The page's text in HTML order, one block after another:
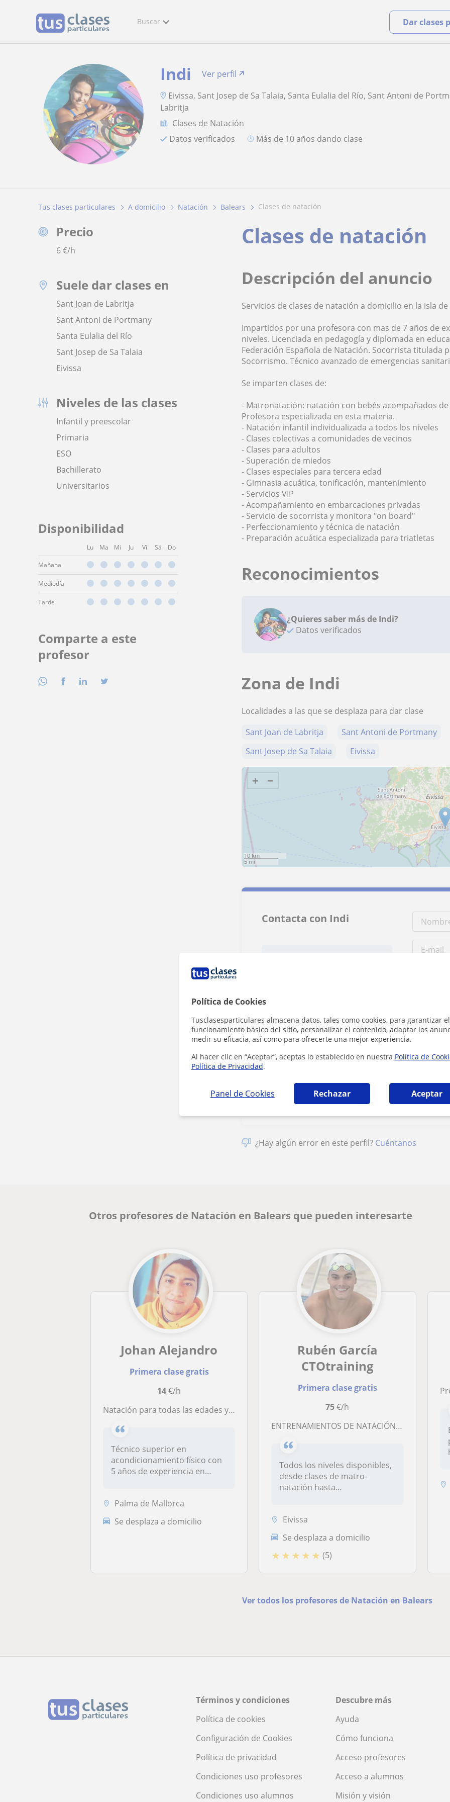
Política de Cookies
Tusclasesparticulares almacena datos, tales como cookies, para garantizar el
funcionamiento básico del sitio, personalizar el contenido, adaptar los
medir su eficacia, así como para ofrecerte una mejor experiencia.
Al hacer clic en “Aceptar”, aceptas lo establecido en nuestra Política de
Política de Privacidad.
Panel de Cookies Rechazar Aceptar
Buscar Dar clases
Indi
Ver perfil
Eivissa, Sant Josep de Sa Talaia, Santa Eulalia del Río, Sant Antoni de
Labritja
Clases de Natación
Datos verificados
más de 10 años dando clase
Tus clases particulares A domicilio Natación Balears clases de natación
Precio
6€/h
Suele dar clases en
Sant Joan de Labritja
Sant Antoni de Portmany
Santa Eulalia del Río
Sant Josep de Sa Talaia
Eivissa
Niveles de las clases
Infantil y preescolar
Primaria
ESO
Bachillerato
Universitarios
Disponibilidad
Lu Ma Mi Ju Vi Sá Do
Mañana
Mediodía
Tarde
Comparte a este
profesor
Clases de natación
Descripción del anuncio
Servicios de clases de natación a domicilio en la isla de
Impartidos por una profesora con mas de 7 años de
niveles. Licenciada en pedagogía y diplomada en
Federación Española de Natación. Socorrista titulada
Socorrismo. Técnico avanzado de emergencias
Se imparten clases de:
- Matronatación: natación con bebés acompañados
Profesora especializada en esta materia.
- Natación infantil individualizada a todos los niveles
- Clases colectivas a comunidades de vecinos
- Clases para adultos
- Superación de miedos
- Clases especiales para tercera edad
- Gimnasia acuática, tonificación, mantenimiento
- Servicios VIP
- Acompañamiento en embarcaciones privadas
- Servicio de socorrista y monitora "on board"
- Perfeccionamiento y técnica de natación
- Preparación acuática especializada para triatletas
Reconocimientos
¿Quieres saber más de Indi?
Datos verificados
Zona de Indi
Localidades a las que se desplaza para dar clase
Sant Joan de Labritja
Sant Antoni de Portmany
Sant Josep de Sa Talaia
Eivissa
+ −
10 km
5 mi
Contacta con Indi
Al hacer clic,
¿Hay algún error en este perfil? Cuéntanos
Otros profesores de Natación en Balears que pueden interesarte
Johan Alejandro
Primera clase gratis
14€/h
Natación para todas las edades y niveles, entrenamientos dirigidos y adaptados
Técnico superior en
acondicionamiento físico con
5 años de experiencia en
Palma de Mallorca
Se desplaza a domicilio
Rubén García
CTOtraining
Primera clase gratis
75€/h
ENTRENAMIENTOS DE NATACIÓN EN LA ISLA DE IBIZA
Todos los niveles disponibles,
desde clases de matro-
natación hasta
Eivissa
Se desplaza a domicilio
★ ★ ★ ★ ★ (5)
Ver todos los profesores de Natación en Balears
Términos y condiciones
Política de cookies
Configuración de Cookies
Política de privacidad
Condiciones uso profesores
Condiciones uso alumnos
Descubre más
Ayuda
Cómo funciona
Acceso profesores
Acceso a alumnos
Misión y visión